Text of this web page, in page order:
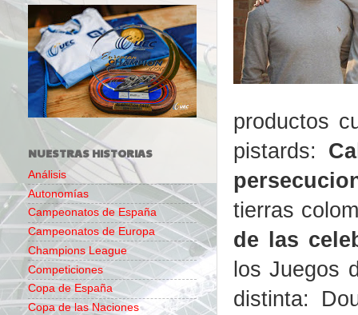
productos
pistards:
tierras
de las
los Juegos
distinta:
NUESTRAS HISTORIAS
Análisis
Autonomías
Campeonatos de España
Campeonatos de Europa
Champions League
Competiciones
Copa de España
Copa de las Naciones